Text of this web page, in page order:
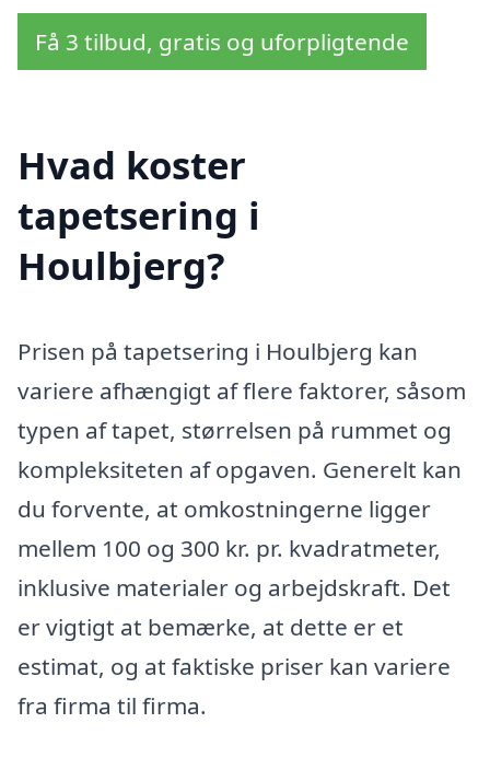
Få 3 tilbud, gratis og uforpligtende
Hvad koster
tapetsering i
Houlbjerg?
Prisen på tapetsering i Houlbjerg kan
variere afhængigt af flere faktorer, såsom
typen af tapet, størrelsen på rummet og
kompleksiteten af opgaven. Generelt kan
du forvente, at omkostningerne ligger
mellem 100 og 300 kr. pr. kvadratmeter,
inklusive materialer og arbejdskraft. Det
er vigtigt at bemærke, at dette er et
estimat, og at faktiske priser kan variere
fra firma til firma.